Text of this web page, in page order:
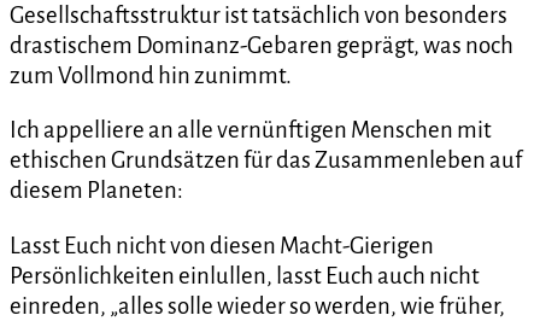
Gesellschaftsstruktur ist tatsächlich von besonders
drastischem Dominanz-Gebaren geprägt, was noch
zum Vollmond hin zunimmt.
Ich appelliere an alle vernünftigen Menschen mit
ethischen Grundsätzen für das Zusammenleben auf
diesem Planeten:
Lasst Euch nicht von diesen Macht-Gierigen
Persönlichkeiten einlullen, lasst Euch auch nicht
einreden, „alles solle wieder so werden, wie früher,